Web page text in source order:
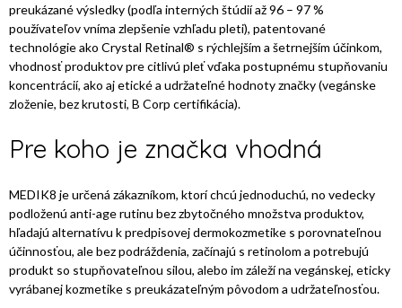
preukázané výsledky (podľa interných štúdií až 96 – 97 %
používateľov vníma zlepšenie vzhľadu pleti), patentované
technológie ako Crystal Retinal® s rýchlejším a šetrnejším účinkom,
vhodnosť produktov pre citlivú pleť vďaka postupnému stupňovaniu
koncentrácií, ako aj etické a udržateľné hodnoty značky (vegánske
zloženie, bez krutosti, B Corp certifikácia).
Pre koho je značka vhodná
MEDIK8 je určená zákazníkom, ktorí chcú jednoduchú, no vedecky
podloženú anti-age rutinu bez zbytočného množstva produktov,
hľadajú alternatívu k predpisovej dermokozmetike s porovnateľnou
účinnosťou, ale bez podráždenia, začínajú s retinolom a potrebujú
produkt so stupňovateľnou silou, alebo im záleží na vegánskej, eticky
vyrábanej kozmetike s preukázateľným pôvodom a udržateľnosťou.